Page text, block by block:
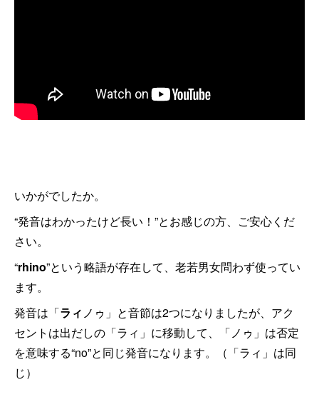
いかがでしたか。
“発音はわかったけど長い！”とお感じの方、ご安心くだ
さい。
“rhino”という略語が存在して、老若男女問わず使ってい
ます。
発音は「ラィ ノゥ」と音節は2つになりましたが、アク
セントは出だしの「ラィ」に移動して、「ノゥ」は否定
を意味する“no”と同じ発音になります。（「ラィ」は同
じ）